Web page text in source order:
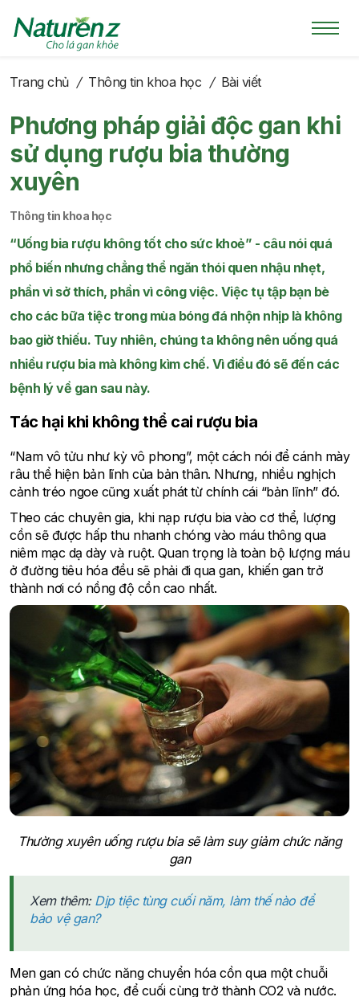
Trang chủ / Thông tin khoa học / Bài viết
Phương pháp giải độc gan khi
sử dụng rượu bia thường
xuyên
Thông tin khoa học
“Uống bia rượu không tốt cho sức khoẻ” - câu nói quá
phổ biến nhưng chẳng thể ngăn thói quen nhậu nhẹt,
phần vì sở thích, phần vì công việc. Việc tụ tập bạn bè
cho các bữa tiệc trong mùa bóng đá nhộn nhịp là không
bao giờ thiếu. Tuy nhiên, chúng ta không nên uống quá
nhiều rượu bia mà không kìm chế. Vì điều đó sẽ đến các
bệnh lý về gan sau này.
Tác hại khi không thể cai rượu bia
“Nam vô tửu như kỳ vô phong”, một cách nói để cánh mày
râu thể hiện bản lĩnh của bản thân. Nhưng, nhiều nghịch
cảnh tréo ngoe cũng xuất phát từ chính cái “bản lĩnh” đó.
Theo các chuyên gia, khi nạp rượu bia vào cơ thể, lượng
cồn sẽ được hấp thu nhanh chóng vào máu thông qua
niêm mạc dạ dày và ruột. Quan trọng là toàn bộ lượng máu
ở đường tiêu hóa đều sẽ phải đi qua gan, khiến gan trở
thành nơi có nồng độ cồn cao nhất.
Thường xuyên uống rượu bia sẽ làm suy giảm chức năng
gan
Xem thêm: Dịp tiệc tùng cuối năm, làm thế nào để
bảo vệ gan?
Men gan có chức năng chuyển hóa cồn qua một chuỗi
phản ứng hóa học, để cuối cùng trở thành CO2 và nước.